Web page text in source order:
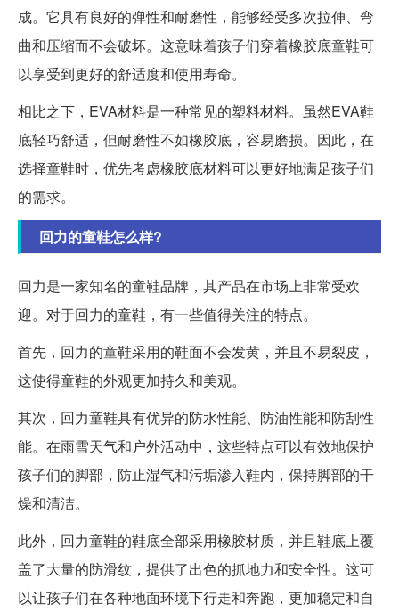
成。它具有良好的弹性和耐磨性，能够经受多次拉伸、弯
曲和压缩而不会破坏。这意味着孩子们穿着橡胶底童鞋可
以享受到更好的舒适度和使用寿命。
相比之下，EVA材料是一种常见的塑料材料。虽然EVA鞋
底轻巧舒适，但耐磨性不如橡胶底，容易磨损。因此，在
选择童鞋时，优先考虑橡胶底材料可以更好地满足孩子们
的需求。
回力的童鞋怎么样?
回力是一家知名的童鞋品牌，其产品在市场上非常受欢
迎。对于回力的童鞋，有一些值得关注的特点。
首先，回力的童鞋采用的鞋面不会发黄，并且不易裂皮，
这使得童鞋的外观更加持久和美观。
其次，回力童鞋具有优异的防水性能、防油性能和防刮性
能。在雨雪天气和户外活动中，这些特点可以有效地保护
孩子们的脚部，防止湿气和污垢渗入鞋内，保持脚部的干
燥和清洁。
此外，回力童鞋的鞋底全部采用橡胶材质，并且鞋底上覆
盖了大量的防滑纹，提供了出色的抓地力和安全性。这可
以让孩子们在各种地面环境下行走和奔跑，更加稳定和自